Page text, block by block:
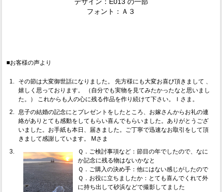
デザイン：E013 の一部
フォント：Ａ３
■お客様の声より
その節は大変御世話になりました。 先方様にも大変お喜び頂きまして 、
嬉しく思っております。 （自分でも実物を見てみたかったなと思いまし
た。） これからも人の心に残る作品を作り続けて下さい。Ｉさま。
息子の結婚の記念にとプレゼントをしたところ、お嫁さんからお礼の連
絡がありとても感動をしてもらい喜んでもらいました。ありがとうござ
いました。お手紙も本日、届きました。ご丁寧で迅速なお取引をして頂
きまして感謝しています。 Mさま
Ｑ．ご検討事項など：節目の年でしたので、なに
か記念に残る物はないかなと
Ｑ．ご購入の決め手：他にはない感じがしたので
Ｑ．お役に立ちましたか：とても喜んでくれて外
に持ち出して砂浜などで撮影してました